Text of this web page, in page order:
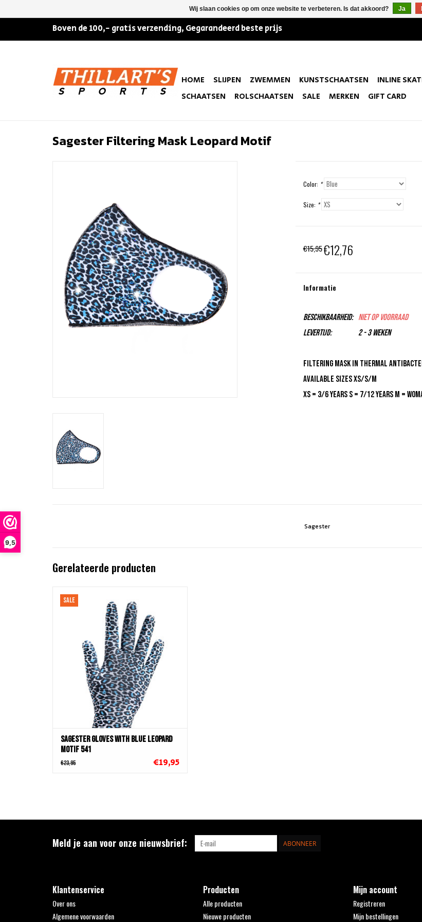
9,5
Boven de 100,- gratis verzending, Gegarandeerd beste prijs
HOME SLIJPEN ZWEMMEN KUNSTSCHAATSEN INLINE
SCHAATSEN
ROLSCHAATSEN SALE MERKEN GIFT CARD
Sagester Filtering Mask Leopard Motif
Color: *
Size: *
€15,95€12,76
Informatie
Beschikbaarheid: Niet op voorraad
Levertijd:
2 - 3 weken
Filtering mask in thermal
Available sizes XS/S/M
XS = 3/6 years S = 7/12 years M =
Sagester
Gerelateerde producten
SALE
Sagester Gloves with Blue Leopard
Motif 541
€23,95 €19,95
Meld je aan voor onze nieuwsbrief: ABONNEER
Klantenservice
Over ons
Algemene voorwaarden
Producten
Alle producten
Nieuwe producten
Mijn account
Registreren
Mijn bestellingen
Wij slaan cookies op om onze website te verbeteren. Is dat akkoord? Ja